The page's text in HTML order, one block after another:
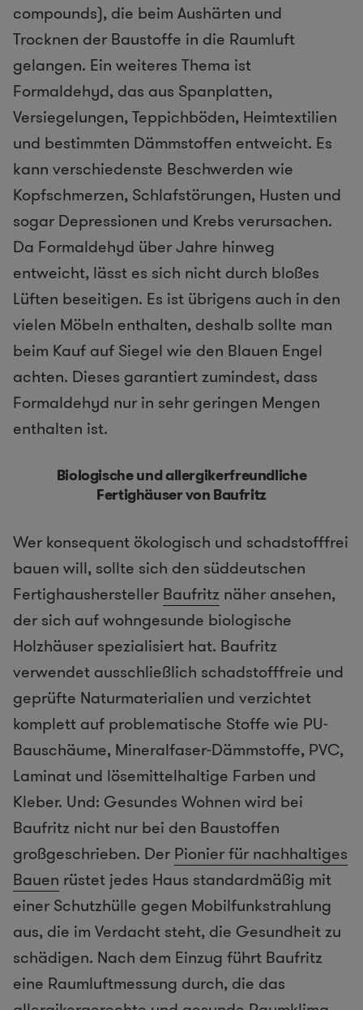
compounds), die beim Aushärten und
Trocknen der Baustoffe in die Raumluft
gelangen. Ein weiteres Thema ist
Formaldehyd, das aus Spanplatten,
Versiegelungen, Teppichböden, Heimtextilien
und bestimmten Dämmstoffen entweicht. Es
kann verschiedenste Beschwerden wie
Kopfschmerzen, Schlafstörungen, Husten und
sogar Depressionen und Krebs verursachen.
Da Formaldehyd über Jahre hinweg
entweicht, lässt es sich nicht durch bloßes
Lüften beseitigen. Es ist übrigens auch in den
vielen Möbeln enthalten, deshalb sollte man
beim Kauf auf Siegel wie den Blauen Engel
achten. Dieses garantiert zumindest, dass
Formaldehyd nur in sehr geringen Mengen
enthalten ist.
Biologische und allergikerfreundliche
Fertighäuser von Baufritz
Wer konsequent ökologisch und schadstofffrei
bauen will, sollte sich den süddeutschen
Fertighaushersteller Baufritz näher ansehen,
der sich auf wohngesunde biologische
Holzhäuser spezialisiert hat. Baufritz
verwendet ausschließlich schadstofffreie und
geprüfte Naturmaterialien und verzichtet
komplett auf problematische Stoffe wie PU-
Bauschäume, Mineralfaser-Dämmstoffe, PVC,
Laminat und lösemittelhaltige Farben und
Kleber. Und: Gesundes Wohnen wird bei
Baufritz nicht nur bei den Baustoffen
großgeschrieben. Der Pionier für nachhaltiges
Bauen rüstet jedes Haus standardmäßig mit
einer Schutzhülle gegen Mobilfunkstrahlung
aus, die im Verdacht steht, die Gesundheit zu
schädigen. Nach dem Einzug führt Baufritz
eine Raumluftmessung durch, die das